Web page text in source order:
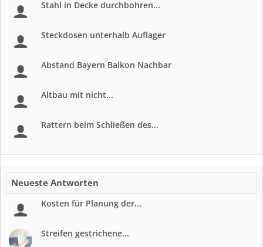
Stahl in Decke durchbohren...
Steckdosen unterhalb Auflager
Abstand Bayern Balkon Nachbar
Altbau mit nicht...
Rattern beim Schließen des...
Neueste Antworten
Kosten für Planung der...
Streifen gestrichene...